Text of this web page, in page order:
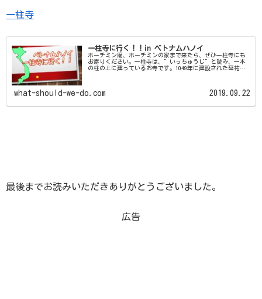
一柱寺
一柱寺に行く！！in ベトナムハノイ
ホーチミン廟、ホーチミンの家まで来たら、ぜひ一柱寺にも
お寄りください。一柱寺は、”いっちゅうじ”と読み、一本
の柱の上に建っているお寺です。1049年に建設された延祐寺
what-should-we-do.com 2019.09.22
最後までお読みいただきありがとうございました。
広告